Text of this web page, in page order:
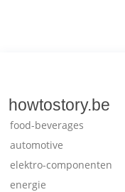
howtostory.be
food-beverages
automotive
elektro-componenten
energie